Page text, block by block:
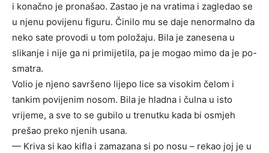
i konačno je pronašao. Zastao je na vratima i zagledao se
u njenu povijenu figuru. Činilo mu se daje nenormalno da
neko sate provodi u tom položaju. Bila je zanesena u
slikanje i nije ga ni primijetila, pa je mogao mimo da je po-
smatra.
Volio je njeno savršeno lijepo lice sa visokim čelom i
tankim povijenim nosom. Bila je hladna i čulna u isto
vrijeme, a sve to se gubilo u trenutku kada bi osmjeh
prešao preko njenih usana.
— Kriva si kao kifla i zamazana si po nosu – rekao joj je u